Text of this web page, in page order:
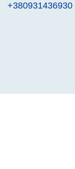
+380931436930